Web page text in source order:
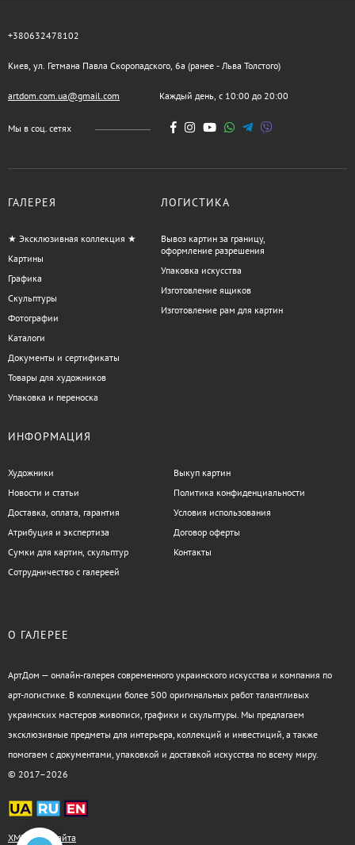
+380632478102
Киев, ул. Гетмана Павла Скоропадского, 6а (ранее - Льва Толстого)
artdom.com.ua@gmail.com Каждый день, с 10:00 до 20:00
Мы в соц. сетях
ГАЛЕРЕЯ
★ Эксклюзивная коллекция ★
Картины
Графика
Скульптуры
Фотографии
Каталоги
Документы и сертификаты
Товары для художников
Упаковка и переноска
ЛОГИСТИКА
Вывоз картин за границу,
оформление разрешения
Упаковка искусства
Изготовление ящиков
Изготовление рам для картин
ИНФОРМАЦИЯ
Художники
Новости и статьи
Доставка, оплата, гарантия
Атрибуция и экспертиза
Сумки для картин, скульптур
Сотрудничество с галереей
Выкуп картин
Политика конфиденциальности
Условия использования
Договор оферты
Контакты
О ГАЛЕРЕЕ
АртДом — онлайн-галерея современного украинского искусства и компания по
арт-логистике. В коллекции более 500 оригинальных работ талантливых
украинских мастеров живописи, графики и скульптуры. Мы предлагаем
эксклюзивные предметы для интерьера, коллекций и инвестиций, а также
помогаем с документами, упаковкой и доставкой искусства по всему миру.
© 2017–2026
XML-карта сайта